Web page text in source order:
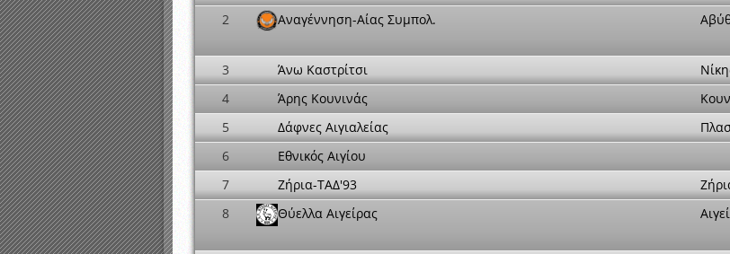
2
Αναγέννηση-Αίας Συμπολ.
3 Άνω Καστρίτσι
4
Άρης Κουνινάς
5
Δάφνες Αιγιαλείας
6
Εθνικός Αιγίου
7
Ζήρια-ΤΑΔ'93
8
Θύελλα Αιγείρας